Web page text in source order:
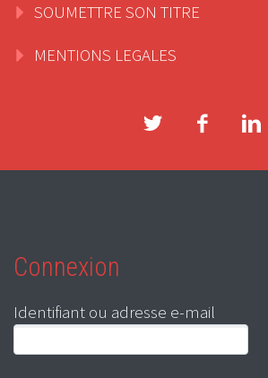
SOUMETTRE SON TITRE
MENTIONS LEGALES
Connexion
Identifiant ou adresse e-mail